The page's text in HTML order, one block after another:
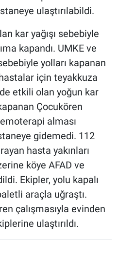
ulaştırılabildi.
kar yağışı sebebiyle
kapandı. UMKE ve
yolları kapanan
için teyakkuza
etkili olan yoğun kar
Çocukören
alması
gidemedi. 112
hasta yakınları
köye AFAD ve
Ekipler, yolu kapalı
araçla uğraştı.
çalışmasıyla evinden
ulaştırıldı.